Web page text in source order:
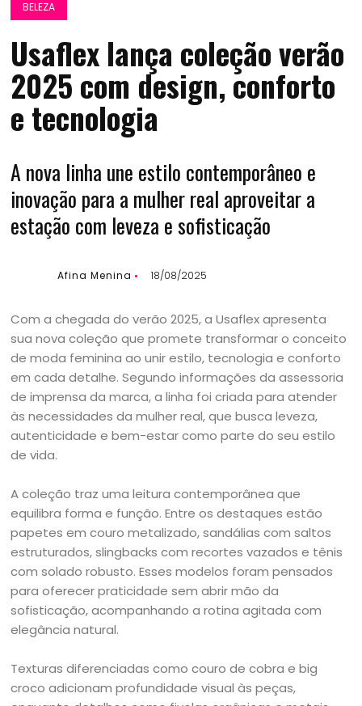
BELEZA
Usaflex lança coleção verão
2025 com design, conforto
e tecnologia
A nova linha une estilo contemporâneo e
inovação para a mulher real aproveitar a
estação com leveza e sofisticação
Afina Menina 18/08/2025
Com a chegada do verão 2025, a Usaflex apresenta
sua nova coleção que promete transformar o conceito
de moda feminina ao unir estilo, tecnologia e conforto
em cada detalhe. Segundo informações da assessoria
de imprensa da marca, a linha foi criada para atender
às necessidades da mulher real, que busca leveza,
autenticidade e bem-estar como parte do seu estilo
de vida.
A coleção traz uma leitura contemporânea que
equilibra forma e função. Entre os destaques estão
papetes em couro metalizado, sandálias com saltos
estruturados, slingbacks com recortes vazados e tênis
com solado robusto. Esses modelos foram pensados
para oferecer praticidade sem abrir mão da
sofisticação, acompanhando a rotina agitada com
elegância natural.
Texturas diferenciadas como couro de cobra e big
croco adicionam profundidade visual às peças,